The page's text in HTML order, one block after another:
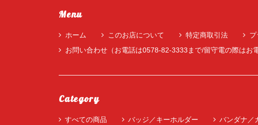
Menu
ホーム このお店について 特定商取引法
お問い合わせ（お電話は0578-82-3333まで/留守電の際はお
Category
すべての商品 バッジ／キーホルダー バンダナ／